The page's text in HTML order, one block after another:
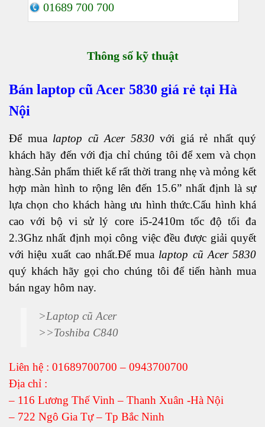
01689 700 700
Thông số kỹ thuật
Bán laptop cũ Acer 5830 giá rẻ tại Hà
Nội
Để mua laptop cũ Acer 5830với giá rẻ nhất quý
khách hãy đến với địa chỉ chúng tôi để xem và chọn
hàng.Sản phẩm thiết kế rất thời trang nhẹ và mỏng kết
hợp màn hình to rộng lên đến 15.6” nhất định là sự
lựa chọn cho khách hàng ưu hình thức.Cấu hình khá
cao với bộ vi sử lý core i5-2410m tốc độ tối đa
2.3Ghz nhất định mọi công việc đều được giải quyết
với hiệu xuất cao nhất.Để mua laptop cũ Acer 5830
quý khách hãy gọi cho chúng tôi để tiến hành mua
bán ngay hôm nay.
>Laptop cũ Acer
>>Toshiba C840
Liên hệ : 01689700700 – 0943700700
Địa chỉ :
– 116 Lương Thế Vinh – Thanh Xuân -Hà Nội
– 722 Ngô Gia Tự – Tp Bắc Ninh